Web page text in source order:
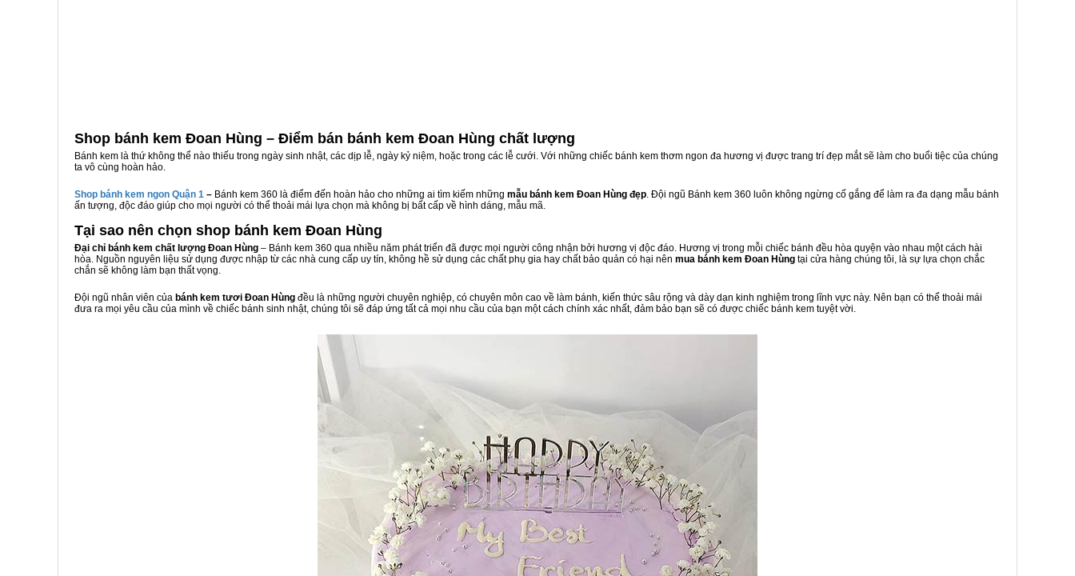
Shop bánh kem Đoan Hùng – Điểm bán bánh kem Đoan Hùng chất lượng
Bánh kem là thứ không thể nào thiếu trong ngày sinh nhật, các dịp lễ, ngày kỷ niệm, hoặc trong các lễ cưới. Với những chiếc bánh kem thơm ngon đa hương vị được trang trí đẹp mắt sẽ làm cho buổi tiệc của chúng
ta vô cùng hoàn hảo.
Shop bánh kem ngon Quận 1 – Bánh kem 360 là điểm đến hoàn hảo cho những ai tìm kiếm những mẫu bánh kem Đoan Hùng đẹp. Đội ngũ Bánh kem 360 luôn không ngừng cố gắng để làm ra đa dạng mẫu bánh
ấn tượng, độc đáo giúp cho mọi người có thể thoải mái lựa chọn mà không bị bất cấp về hình dáng, mẫu mã.
Tại sao nên chọn shop bánh kem Đoan Hùng
Đại chỉ bánh kem chất lượng Đoan Hùng – Bánh kem 360 qua nhiều năm phát triển đã được mọi người công nhận bởi hương vị độc đáo. Hương vị trong mỗi chiếc bánh đều hòa quyện vào nhau một cách hài
hòa. Nguồn nguyên liệu sử dụng được nhập từ các nhà cung cấp uy tín, không hề sử dụng các chất phụ gia hay chất bảo quản có hại nên mua bánh kem Đoan Hùng tại cửa hàng chúng tôi, là sự lựa chọn chắc
chắn sẽ không làm bạn thất vọng.
Đội ngũ nhân viên của bánh kem tươi Đoan Hùng đều là những người chuyên nghiệp, có chuyên môn cao về làm bánh, kiến thức sâu rộng và dày dạn kinh nghiệm trong lĩnh vực này. Nên bạn có thể thoải mái
đưa ra mọi yêu cầu của mình về chiếc bánh sinh nhật, chúng tôi sẽ đáp ứng tất cả mọi nhu cầu của bạn một cách chính xác nhất, đảm bảo bạn sẽ có được chiếc bánh kem tuyệt vời.